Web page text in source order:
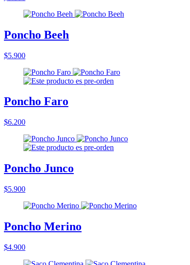
Poncho Beeh
$5.900
Poncho Faro
$6.200
Poncho Junco
$5.900
Poncho Merino
$4.900